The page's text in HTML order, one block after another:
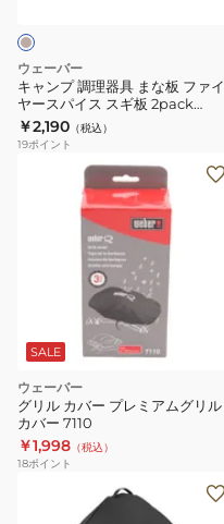
ま
な
板
フ
ァ
ス
板
2pack
17302
ウェーバー
キャンプ 調理器具 まな板 ファイ
ヤースパイス スギ板 2pack
17302
￥2,190 （税込）
19ポイント
SALE
ウェーバー
グリル カバー プレミアムグリル
カバー 7110
￥1,998 （税込）
18ポイント